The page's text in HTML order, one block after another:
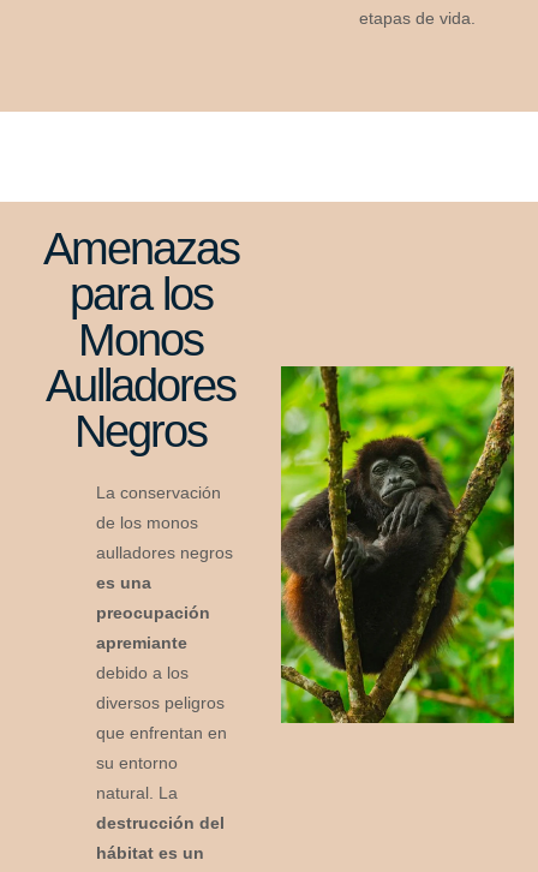
etapas de vida.
Amenazas
para los
Monos
Aulladores
Negros
La conservación
de los monos
aulladores negros
es una
preocupación
apremiante
debido a los
diversos peligros
que enfrentan en
su entorno
natural. La
destrucción del
hábitat es un